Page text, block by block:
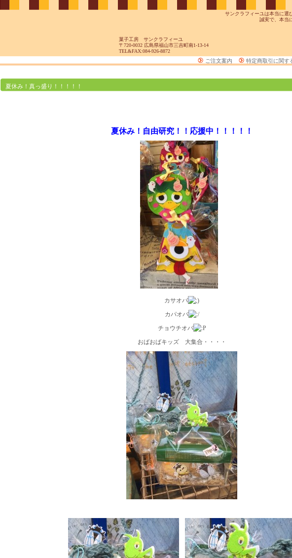
サンクラフィーユは本当に
誠実で、本当
菓子工房 サンクラフィーユ
〒720-0032 広島県福山市三吉町南1-13-14
TEL&FAX:084-926-8872
ご注文案内 特定商取引に関す
夏休み！真っ盛り！！！！！
夏休み！自由研究！！応援中！！！！！
カサオバ
カパオバ
チョウチオバ
おばおばキッズ 大集合・・・・